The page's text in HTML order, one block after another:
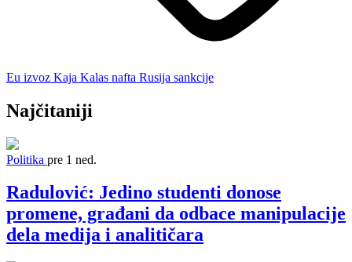
Eu izvoz Kaja Kalas nafta Rusija sankcije
Najčitaniji
Politika pre 1 ned.
Radulović: Jedino studenti donose
promene, građani da odbace manipulacije
dela medija i analitičara